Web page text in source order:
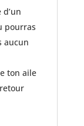
pourras
aucun
ton aile